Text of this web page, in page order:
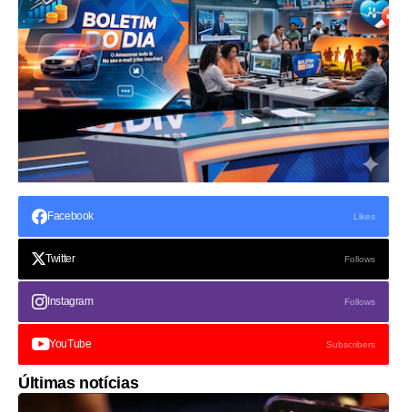
Facebook Likes
Twitter Follows
Instagram Follows
YouTube Subscribers
Últimas notícias